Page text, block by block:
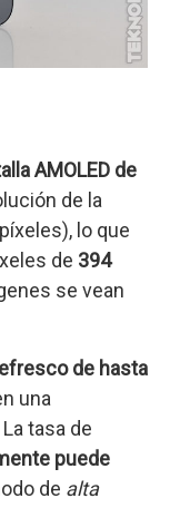
AMOLED de
de la
lo que
de 394
se vean
de hasta
una
tasa de
puede
de alta